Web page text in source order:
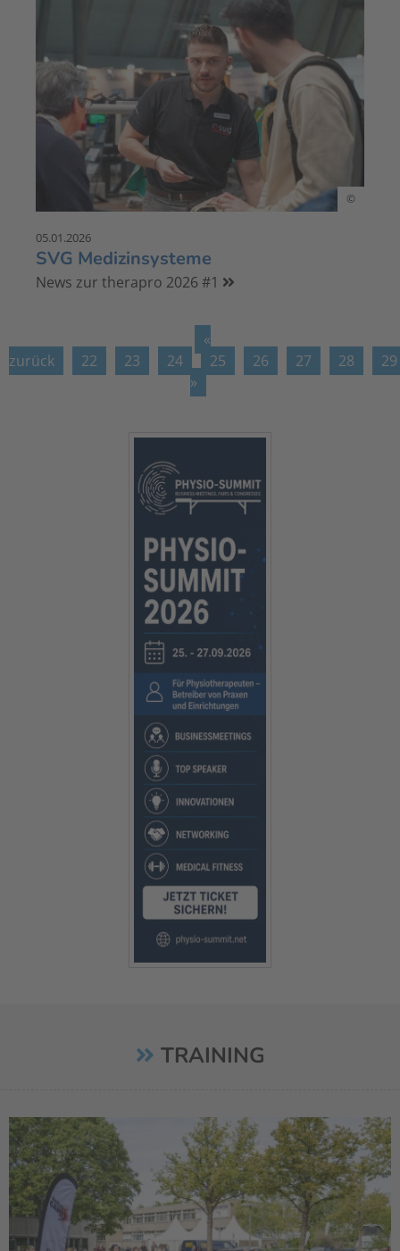
©
05.01.2026
SVG Medizinsysteme
News zur therapro 2026 #1
«
zurück
22 23 24 25 26 27 28
29
»
TRAINING